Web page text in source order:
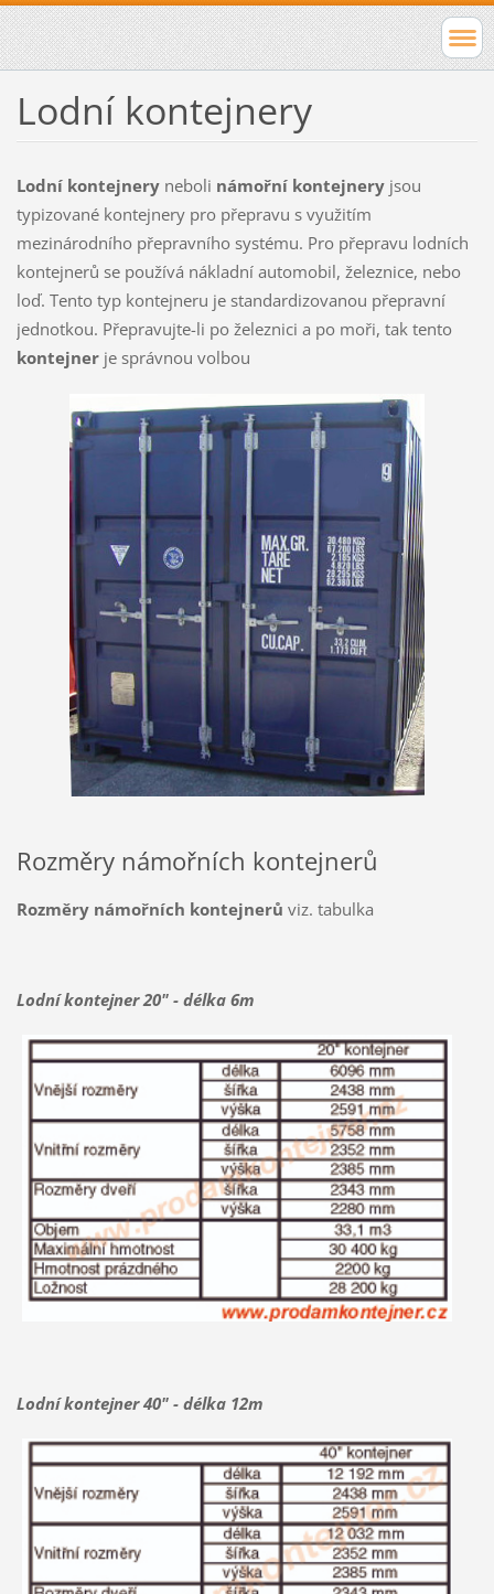
Lodní kontejnery
Lodní kontejneryneboli námořní kontejneryjsou
typizované kontejnery pro přepravu s využitím
mezinárodního přepravního systému. Pro přepravu lodních
kontejnerů se používá nákladní automobil, železnice, nebo
loď. Tento typ kontejneru je standardizovanou přepravní
jednotkou. Přepravujte-li po železnici a po moři, tak tento
kontejnerje správnou volbou
Rozměry námořních kontejnerů
Rozměry námořních kontejnerů viz. tabulka
Lodní kontejner 20" - délka 6m
Lodní kontejner 40" - délka 12m